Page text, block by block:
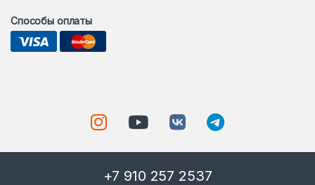
Способы оплаты
+7 910 257 2537